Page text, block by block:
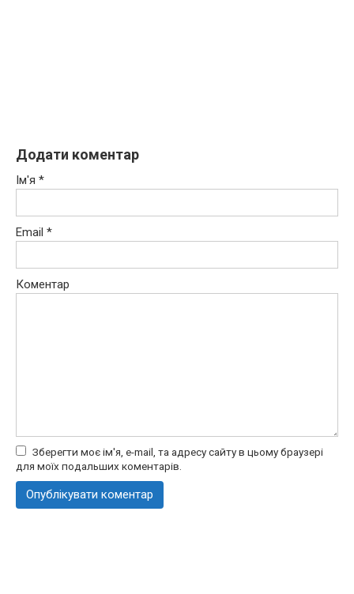
Додати коментар
Ім'я *
Email *
Коментар
Зберегти моє ім'я, e-mail, та адресу сайту в цьому браузері
для моїх подальших коментарів.